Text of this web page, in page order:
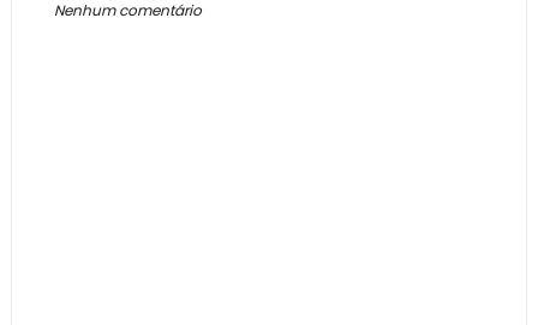
Nenhum comentário